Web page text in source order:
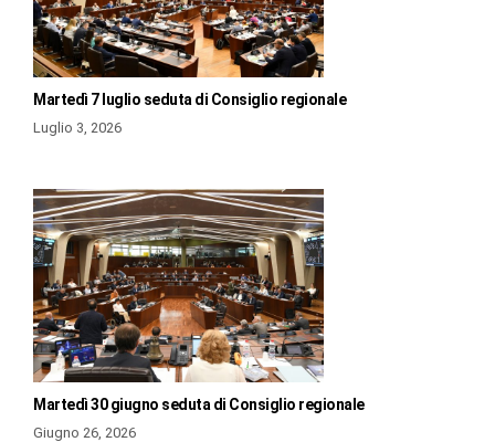
Martedì 7 luglio seduta di Consiglio regionale
Luglio 3, 2026
Martedì 30 giugno seduta di Consiglio regionale
Giugno 26, 2026